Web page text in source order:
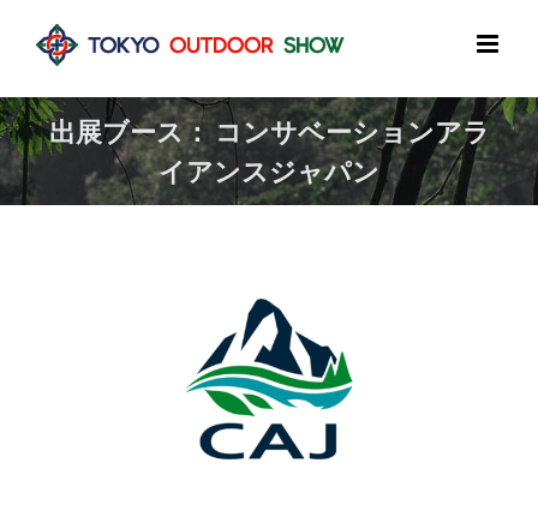
content
出展ブース： コンサベーションアラ
イアンスジャパン